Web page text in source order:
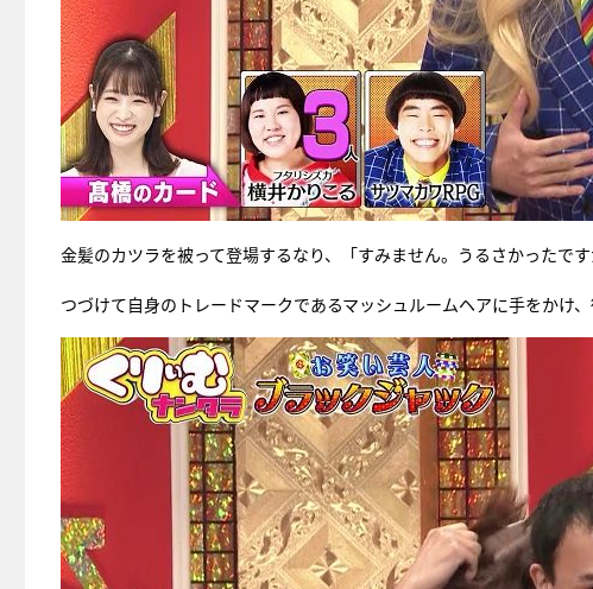
金髪のカツラを被って登場するなり、「すみません。うるさかったで
つづけて自身のトレードマークであるマッシュルームヘアに手をかけ、